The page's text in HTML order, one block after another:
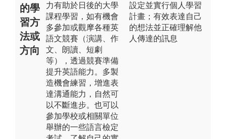
的學
習方
法或
方向
力有助於日後的大學
課程學習，如有機會
多參加或觀摩各種英
語文競賽（演講、作
文、朗讀、短劇
等），透過競賽準備
提升英語能力。多製
造機會練習，增進表
達溝通能力，自然可
以不斷進步。也可以
參加學校或相關單位
舉辦的一些語言檢定
設定並實行個人學習
計畫；有效表達自己
的想法並正確理解他
人傳達的訊息